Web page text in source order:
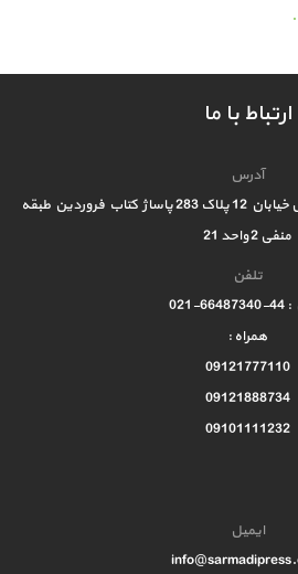
ارتباط با ما
آدرس
تهران مقابل دانشگاه تهران اول خیابان 12 پلاک 283 پاساژ کتاب فروردین طبقه
منفی 2 واحد 21
تلفن
همراه :
09121777110
09121888734
09101111232
ایمیل